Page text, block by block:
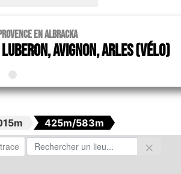
en Albracka
Luberon, Avignon, Arles (vélo)
425m/583m